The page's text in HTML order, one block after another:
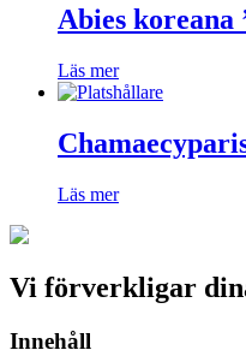
Abies koreana
Läs mer
Läs mer
Vi förverkligar
Innehåll